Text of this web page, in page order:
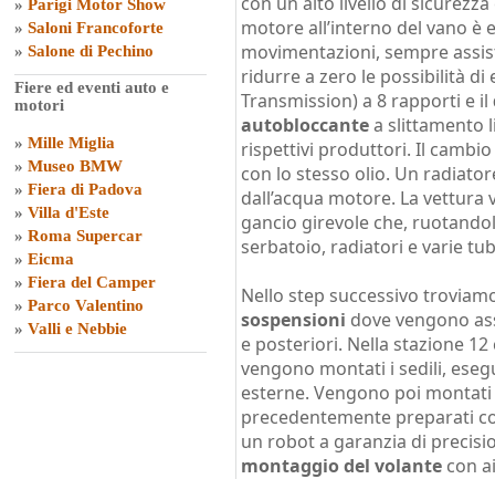
» Parigi Motor Show
» Saloni Francoforte
» Salone di Pechino
Fiere ed eventi auto e
motori
» Mille Miglia
» Museo BMW
» Fiera di Padova
» Villa d'Este
» Roma Supercar
» Eicma
» Fiera del Camper
» Parco Valentino
» Valli e Nebbie
motore all’interno del vano è
movimentazioni, sempre
ridurre a zero le possibilità di
Transmission) a 8 rapporti e il
autobloccantea slittamento
rispettivi produttori. Il
con lo stesso olio. Un
dall’acqua motore. La vettura
gancio girevole che,
serbatoio, radiatori e varie
Nello step successivo
sospensioni dove vengono
e posteriori. Nella stazione 12
vengono montati i sedili,
esterne. Vengono poi
precedentemente preparati
un robot a garanzia di
montaggio del volante con